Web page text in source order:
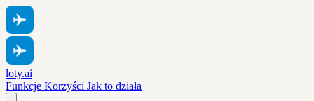
loty.ai
Funkcje Korzyści Jak to działa